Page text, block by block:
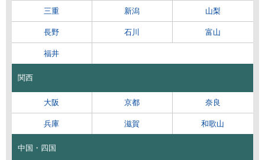
三重 新潟 山梨
長野 石川 富山
福井
関西
大阪 京都 奈良
兵庫 滋賀 和歌山
中国・四国